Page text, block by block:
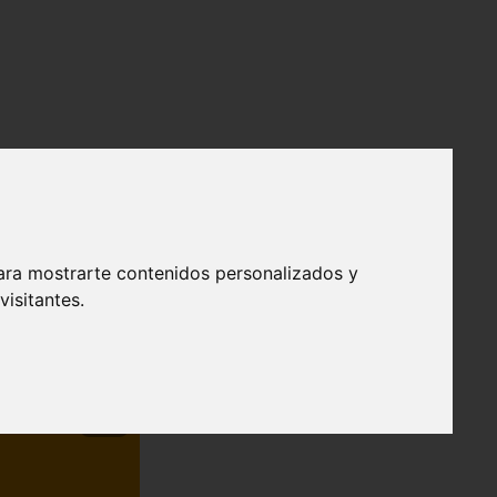
mostrarte contenidos personalizados y